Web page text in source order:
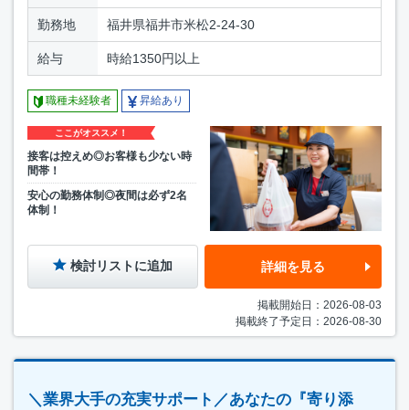
勤務地 福井県福井市米松2-24-30
給与 時給1350円以上
職種未経験者 昇給あり
ここがオススメ！
接客は控えめ◎お客様も少ない時
間帯！
安心の勤務体制◎夜間は必ず2名
体制！
検討リストに追加 詳細を見る
掲載開始日：2026-08-03
掲載終了予定日：2026-08-30
＼業界大手の充実サポート／あなたの『寄り添